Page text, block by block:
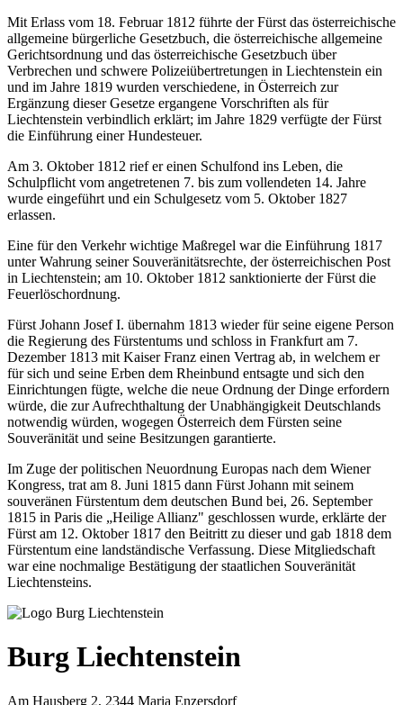
Mit Erlass vom 18. Februar 1812 führte der Fürst das österreichische
allgemeine bürgerliche Gesetzbuch, die österreichische allgemeine
Gerichtsordnung und das österreichische Gesetzbuch über
Verbrechen und schwere Polizeiübertretungen in Liechtenstein ein
und im Jahre 1819 wurden verschiedene, in Österreich zur
Ergänzung dieser Gesetze ergangene Vorschriften als für
Liechtenstein verbindlich erklärt; im Jahre 1829 verfügte der Fürst
die Einführung einer Hundesteuer.
Am 3. Oktober 1812 rief er einen Schulfond ins Leben, die
Schulpflicht vom angetretenen 7. bis zum vollendeten 14. Jahre
wurde eingeführt und ein Schulgesetz vom 5. Oktober 1827
erlassen.
Eine für den Verkehr wichtige Maßregel war die Einführung 1817
unter Wahrung seiner Souveränitätsrechte, der österreichischen Post
in Liechtenstein; am 10. Oktober 1812 sanktionierte der Fürst die
Feuerlöschordnung.
Fürst Johann Josef I. übernahm 1813 wieder für seine eigene Person
die Regierung des Fürstentums und schloss in Frankfurt am 7.
Dezember 1813 mit Kaiser Franz einen Vertrag ab, in welchem er
für sich und seine Erben dem Rheinbund entsagte und sich den
Einrichtungen fügte, welche die neue Ordnung der Dinge erfordern
würde, die zur Aufrechthaltung der Unabhängigkeit Deutschlands
notwendig würden, wogegen Österreich dem Fürsten seine
Souveränität und seine Besitzungen garantierte.
Im Zuge der politischen Neuordnung Europas nach dem Wiener
Kongress, trat am 8. Juni 1815 dann Fürst Johann mit seinem
souveränen Fürstentum dem deutschen Bund bei, 26. September
1815 in Paris die „Heilige Allianz" geschlossen wurde, erklärte der
Fürst am 12. Oktober 1817 den Beitritt zu dieser und gab 1818 dem
Fürstentum eine landständische Verfassung. Diese Mitgliedschaft
war eine nochmalige Bestätigung der staatlichen Souveränität
Liechtensteins.
Burg Liechtenstein
Am Hausberg 2, 2344 Maria Enzersdorf